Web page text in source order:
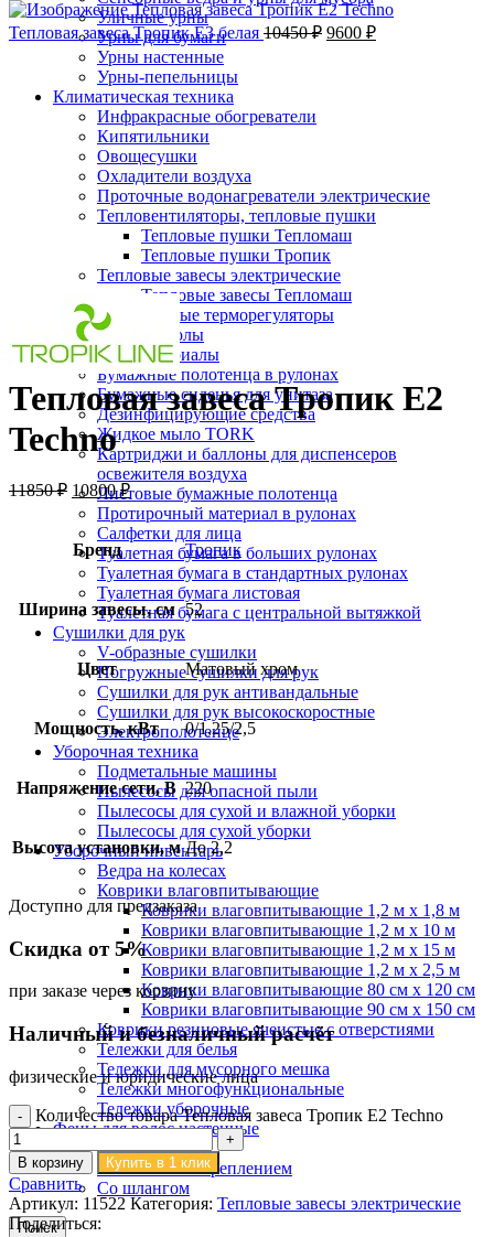
Уличные урны
Урны для бумаги
Урны настенные
Урны-пепельницы
Климатическая техника
Инфракрасные обогреватели
Кипятильники
Овощесушки
Охладители воздуха
Проточные водонагреватели электрические
Тепловентиляторы, тепловые пушки
Тепловые пушки Тепломаш
Тепловые пушки Тропик
Тепловые завесы электрические
Тепловые завесы Тепломаш
Электронные терморегуляторы
Пеленальные столы
Расходные материалы
Бумажные полотенца в рулонах
Бумажные сиденья для унитаза
Дезинфицирующие средства
Жидкое мыло TORK
Картриджи и баллоны для диспенсеров
освежителя воздуха
Листовые бумажные полотенца
Протирочный материал в рулонах
Салфетки для лица
Туалетная бумага в больших рулонах
Туалетная бумага в стандартных рулонах
Туалетная бумага листовая
Туалетная бумага с центральной вытяжкой
Сушилки для рук
V-образные сушилки
Погружные сушилки для рук
Сушилки для рук антивандальные
Сушилки для рук высокоскоростные
Электрополотенце
Уборочная техника
Подметальные машины
Пылесосы для опасной пыли
Пылесосы для сухой и влажной уборки
Пылесосы для сухой уборки
Уборочный инвентарь
Ведра на колесах
Коврики влаговпитывающие
Коврики влаговпитывающие 1,2 м х 1,8 м
Коврики влаговпитывающие 1,2 м х 10 м
Коврики влаговпитывающие 1,2 м х 15 м
Коврики влаговпитывающие 1,2 м х 2,5 м
Коврики влаговпитывающие 80 см х 120 см
Коврики влаговпитывающие 90 см х 150 см
Коврики резиновые ячеистые с отверстиями
Тележки для белья
Тележки для мусорного мешка
Тележки многофункциональные
Тележки уборочные
Фены для волос настенные
Классические
С настенным креплением
Со шлангом
Поиск
Тепловая завеса Тропик E3 белая 10450₽ 9600 ₽
-9%;процент скидки
Нажмите, чтобы увеличить
Тепловая завеса Тропик E2
Techno
11850₽ 10800₽
Бренд Тропик
Ширина завесы, см 52
Цвет Матовый хром
Мощность, кВт 0/1,25/2,5
Напряжение сети, В 220
Высота установки, м До 2,2
Доступно для предзаказа
Скидка от 5%
при заказе через корзину
Наличный и безналичный расчёт
физические и юридические лица
Количество товара Тепловая завеса Тропик E2 Techno
В корзину Купить в 1 клик
Сравнить
Артикул: 11522 Категория: Тепловые завесы электрические
Поделиться: